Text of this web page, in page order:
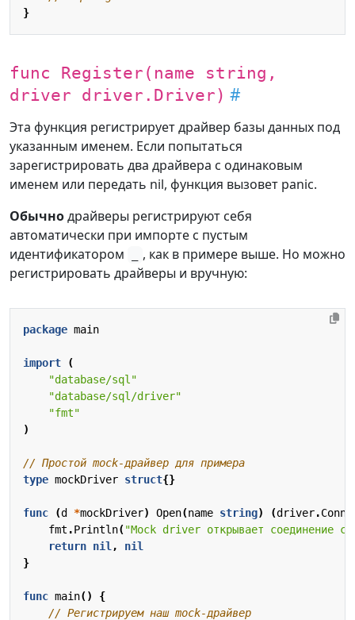
}
func Register(name string,
driver driver.Driver)
Эта функция регистрирует драйвер базы данных под
указанным именем. Если попытаться
зарегистрировать два драйвера с одинаковым
именем или передать nil, функция вызовет panic.
Обычнодрайверы регистрируют себя
автоматически при импорте с пустым
идентификатором
, как в примере выше. Но можно
регистрировать драйверы и вручную:
package main
import
(
"database/sql"
"database/sql/driver"
"fmt"
)
// Простой mock-драйвер для примера
type mockDriver struct{}
func (d *mockDriver) Open(name string) (driver.Conn
fmt .Println("Mock driver открывает соединение
return nil ,
nil
}
func main()
{
// Регистрируем наш mock-драйвер